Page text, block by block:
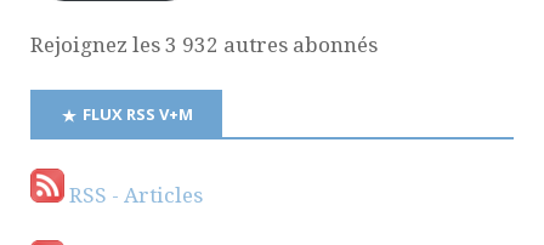
Rejoignez les 3 932 autres abonnés
FLUX RSS V+M
RSS - Articles